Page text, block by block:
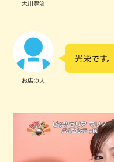
大川豊治
お店の人
光栄です